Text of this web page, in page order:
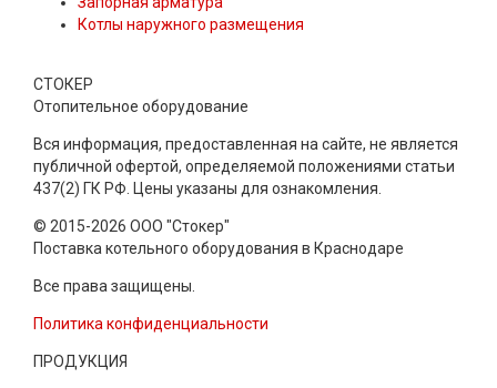
Котлы наружного размещения
СТОКЕР
Отопительное оборудование
Вся информация, предоставленная на сайте, не является
публичной офертой, определяемой положениями статьи
437(2) ГК РФ. Цены указаны для ознакомления.
© 2015-2026 ООО "Стокер"
Поставка котельного оборудования в Краснодаре
Все права защищены.
Политика конфиденциальности
ПРОДУКЦИЯ